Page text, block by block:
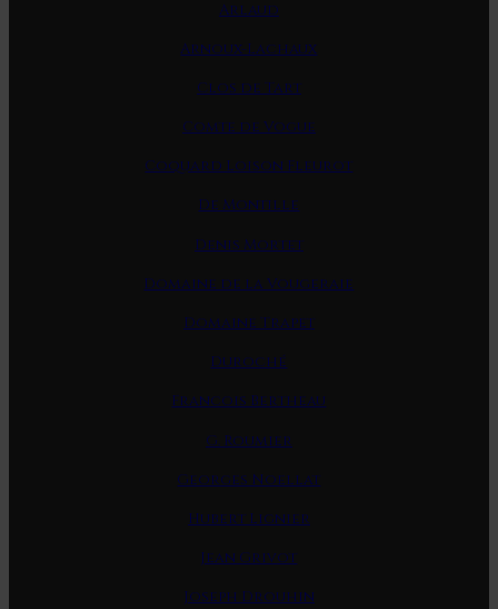
Arlaud
Arnoux-Lachaux
Clos de Tart
Comte de Vogue
Coquard Loison Fleurot
De Montille
Denis Mortet
Domaine de la Vougeraie
Domaine Trapet
Duroché
Francois Bertheau
G. Roumier
Georges Noellat
Hubert Lignier
Jean Grivot
Joseph Drouhin